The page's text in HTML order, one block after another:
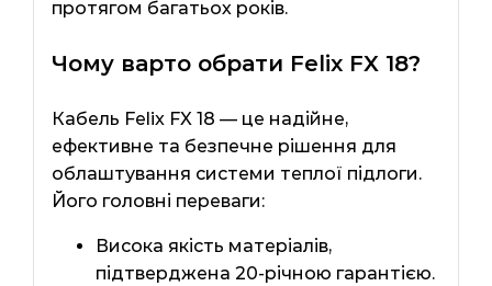
протягом багатьох років.
Чому варто обрати Felix FX 18?
Кабель Felix FX 18 — це надійне,
ефективне та безпечне рішення для
облаштування системи теплої підлоги.
Його головні переваги:
Висока якість матеріалів,
підтверджена 20-річною гарантією.